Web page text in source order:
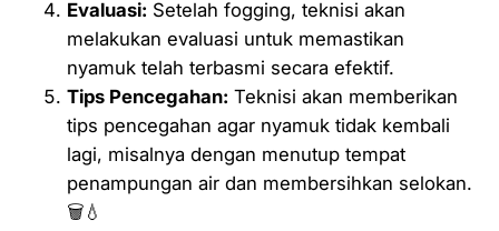
Evaluasi: Setelah fogging, teknisi akan
melakukan evaluasi untuk memastikan
nyamuk telah terbasmi secara efektif.
Tips Pencegahan: Teknisi akan memberikan
tips pencegahan agar nyamuk tidak kembali
lagi, misalnya dengan menutup tempat
penampungan air dan membersihkan selokan.
🗑️💧